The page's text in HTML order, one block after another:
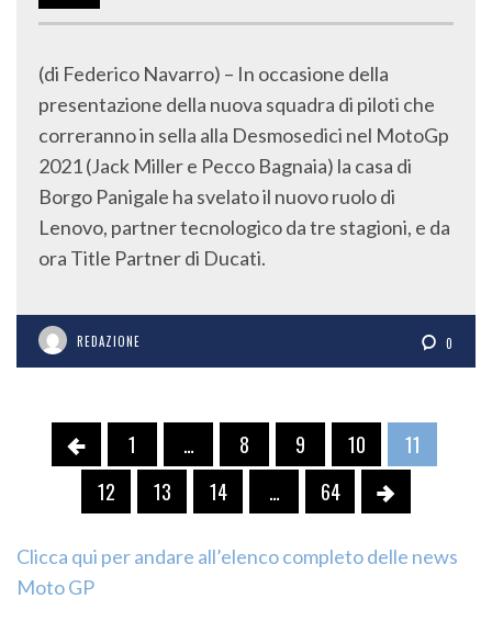
(di Federico Navarro) – In occasione della
presentazione della nuova squadra di piloti che
correranno in sella alla Desmosedici nel MotoGp
2021 (Jack Miller e Pecco Bagnaia) la casa di
Borgo Panigale ha svelato il nuovo ruolo di
Lenovo, partner tecnologico da tre stagioni, e da
ora Title Partner di Ducati.
REDAZIONE 0
1 … 8 9 10
11
12
13 14 … 64
Clicca qui per andare all’elenco completo delle news
Moto GP